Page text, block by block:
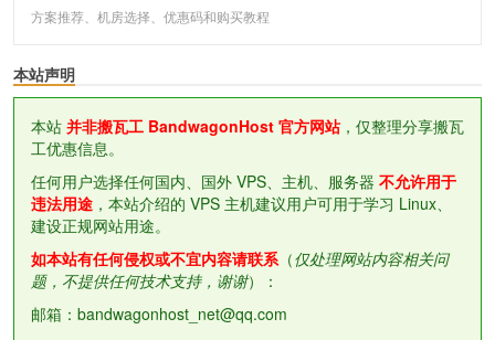
方案推荐、机房选择、优惠码和购买教程
本站声明
本站 并非搬瓦工 BandwagonHost 官方网站，仅整理分享搬瓦
工优惠信息。
任何用户选择任何国内、国外 VPS、主机、服务器 不允许用于
违法用途 ，本站介绍的 VPS 主机建议用户可用于学习 Linux、
建设正规网站用途。
如本站有任何侵权或不宜内容请联系 （仅处理网站内容相关问
题，不提供任何技术支持，谢谢）：
邮箱：bandwagonhost_net@qq.com